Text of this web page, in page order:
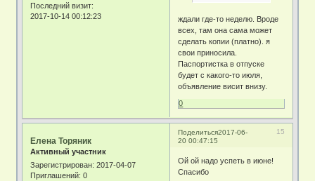
Последний визит:
2017-10-14 00:12:23
ждали где-то неделю. Вроде
всех, там она сама может
сделать копии (платно). я
свои приносила.
Паспортистка в отпуске
будет с какого-то июля,
объявление висит внизу.
0
Поделиться 15
2017-06-
20 00:47:15
Елена Торяник
Активный участник
Зарегистрирован: 2017-04-07
Приглашений: 0
Ой ой надо успеть в июне!
Спасибо